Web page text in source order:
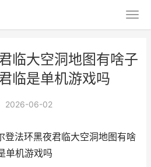
临大空洞地图有啥子
临是单机游戏吗
2026-06-02
登法环黑夜君临大空洞地图有啥
单机游戏吗